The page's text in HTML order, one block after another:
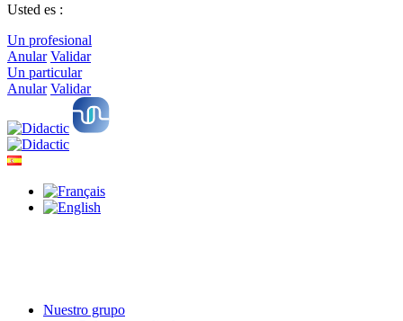
Usted es :
Un profesional
Anular Validar
Un particular
Anular Validar
Nuestro grupo